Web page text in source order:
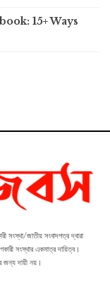
15+ Ways
জাতীয় সংবাদপত্র দ্বারা
সংস্থার একমাত্র দায়িত্ব।
জন্য দায়ী নয়।